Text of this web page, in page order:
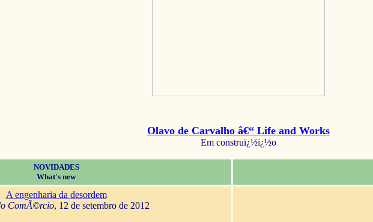
Olavo de Carvalho â€“ Life and Works
Em construï¿½ï¿½o
NOVIDADES
What's new
A engenharia da desordem
ComÃ©rcio, 12 de setembro de 2012